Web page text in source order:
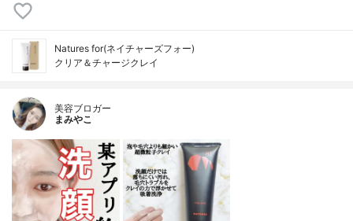
Natures for(ネイチャーズフォー)
クリア＆チャージクレイ
美容ブロガー
まみやこ